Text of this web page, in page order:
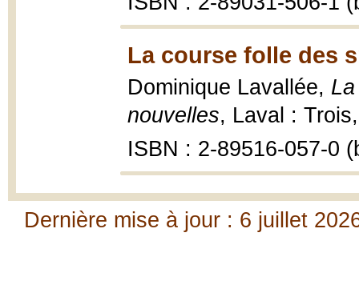
La course folle des
Dominique Lavallée,
nouvelles, Laval :
ISBN : 2-89516-057-0
Dernière mise à jour : 6 juillet